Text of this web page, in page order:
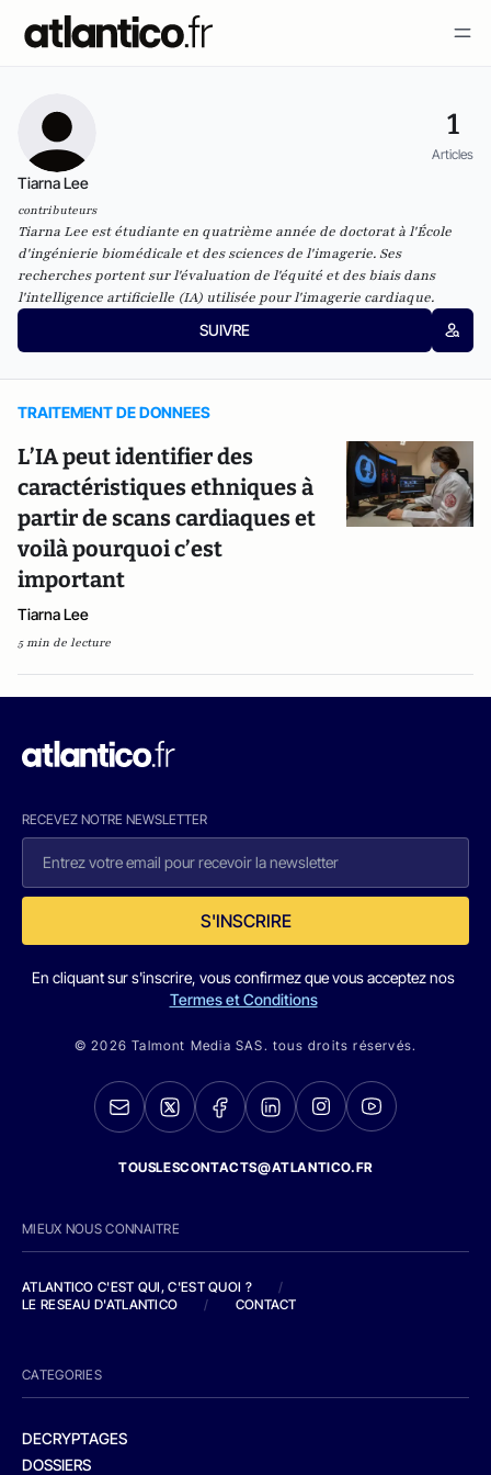
1
Articles
Tiarna Lee
contributeurs
Tiarna Lee est étudiante en quatrième année de doctorat à l'École
d'ingénierie biomédicale et des sciences de l'imagerie. Ses
recherches portent sur l'évaluation de l'équité et des biais dans
l'intelligence artificielle (IA) utilisée pour l'imagerie cardiaque.
SUIVRE
TRAITEMENT DE DONNEES
L’IA peut identifier des
caractéristiques ethniques à
partir de scans cardiaques et
voilà pourquoi c’est
important
Tiarna Lee
5 min de lecture
RECEVEZ NOTRE NEWSLETTER
S'INSCRIRE
En cliquant sur s'inscrire, vous confirmez que vous acceptez nos
Termes et Conditions
© 2026 Talmont Media SAS. tous droits réservés.
TOUSLESCONTACTS@ATLANTICO.FR
MIEUX NOUS CONNAITRE
ATLANTICO C'EST QUI, C'EST QUOI ?
/
LE RESEAU D'ATLANTICO
/ CONTACT
CATEGORIES
DECRYPTAGES
DOSSIERS